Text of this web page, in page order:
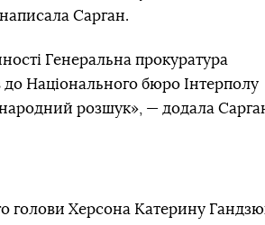
Сарган.
Генеральна прокуратура
до Національного бюро Інтерполу
розшук», — додала
голови Херсона Катерину